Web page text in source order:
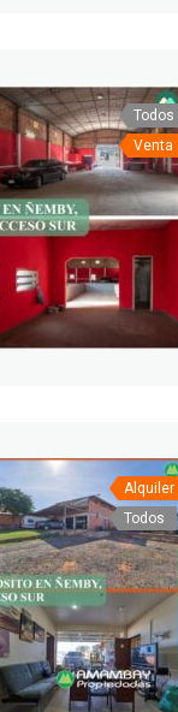
Todos
Venta
Alquiler
Todos